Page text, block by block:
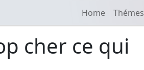
Home Thémes
cher ce qui